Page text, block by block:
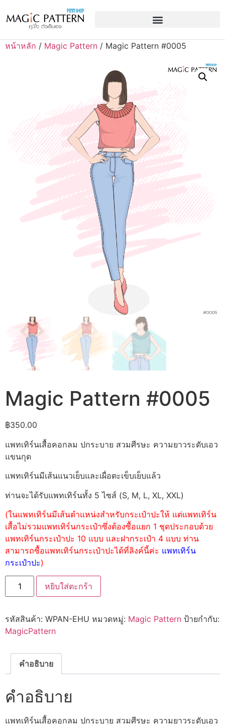
หน้าหลัก / Magic Pattern / Magic Pattern #0005
Magic Pattern #0005
฿350.00
แพทเทิร์นเสื้อคอกลม ปกระบาย สวมศีรษะ ความยาวระดับเอว
แขนกุด
แพทเทิร์นมีเส้นแนวเย็บและเผื่อตะเข็บเย็บแล้ว
ท่านจะได้รับแพทเทิร์นทั้ง 5 ไซส์ (S, M, L, XL, XXL)
(ในแพทเทิร์นมีเส้นตำแหน่งสำหรับกระเป๋าปะให้ แต่แพทเทิร์น
เสื้อไม่รวมแพทเทิร์นกระเป๋าซึ่งต้องซื้อแยก 1 ชุดประกอบด้วย
แพทเทิร์นกระเป๋าปะ 10 แบบ และฝากระเป๋า 4 แบบ ท่าน
สามารถซื้อแพทเทิร์นกระเป๋าปะได้ที่ลิงค์นี้ค่ะ แพทเทิร์น
กระเป๋าปะ)
หยิบใส่ตะกร้า
รหัสสินค้า: WPAN-EHU หมวดหมู่: Magic Pattern ป้ายกำกับ:
MagicPattern
คำอธิบาย
คำอธิบาย
แพทเทิร์นเสื้อคอกลม ปกระบาย สวมศีรษะ ความยาวระดับเอว